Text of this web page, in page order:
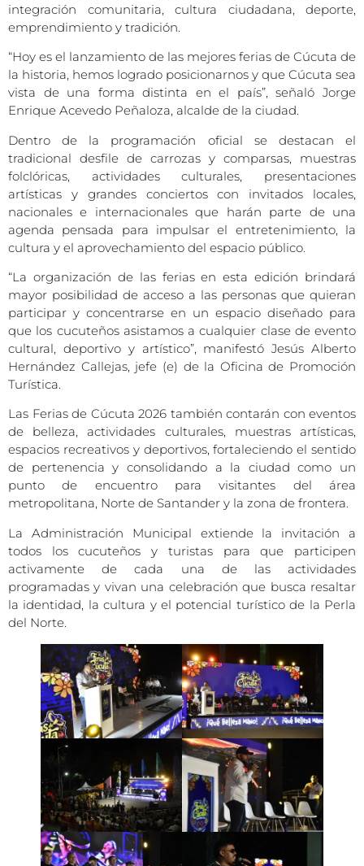
integración comunitaria, cultura ciudadana, deporte,
emprendimiento y tradición.
“Hoy es el lanzamiento de las mejores ferias de Cúcuta de
la historia, hemos logrado posicionarnos y que Cúcuta sea
vista de una forma distinta en el país”, señaló Jorge
Enrique Acevedo Peñaloza, alcalde de la ciudad.
Dentro de la programación oficial se destacan el
tradicional desfile de carrozas y comparsas, muestras
folclóricas, actividades culturales, presentaciones
artísticas y grandes conciertos con invitados locales,
nacionales e internacionales que harán parte de una
agenda pensada para impulsar el entretenimiento, la
cultura y el aprovechamiento del espacio público.
“La organización de las ferias en esta edición brindará
mayor posibilidad de acceso a las personas que quieran
participar y concentrarse en un espacio diseñado para
que los cucuteños asistamos a cualquier clase de evento
cultural, deportivo y artístico”, manifestó Jesús Alberto
Hernández Callejas, jefe (e) de la Oficina de Promoción
Turística.
Las Ferias de Cúcuta 2026 también contarán con eventos
de belleza, actividades culturales, muestras artísticas,
espacios recreativos y deportivos, fortaleciendo el sentido
de pertenencia y consolidando a la ciudad como un
punto de encuentro para visitantes del área
metropolitana, Norte de Santander y la zona de frontera.
La Administración Municipal extiende la invitación a
todos los cucuteños y turistas para que participen
activamente de cada una de las actividades
programadas y vivan una celebración que busca resaltar
la identidad, la cultura y el potencial turístico de la Perla
del Norte.